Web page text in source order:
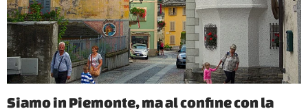
Siamo in Piemonte, ma al confine con la